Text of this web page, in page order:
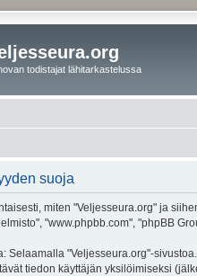
todistajat lähitarkastelussa
suoja
miten "Veljesseura.org" ja
"www.phpbb.com", "phpBB
Selaamalla "Veljesseura.org"-
tiedon käyttäjän yksilöimiseksi